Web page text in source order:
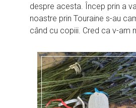
despre acesta. Încep prin a
noastre prin Touraine s-au
când cu copiii. Cred ca v-am